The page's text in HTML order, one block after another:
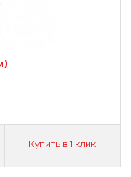
Купить в 1 клик